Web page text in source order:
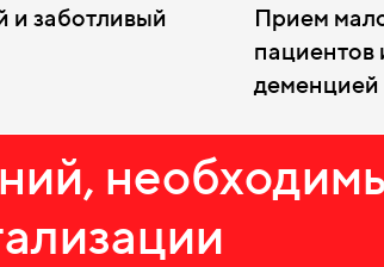
и заботливый
Прием
пациентов
деменцией